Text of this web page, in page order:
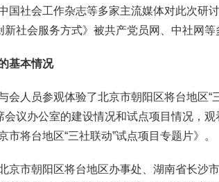
国社会工作杂志等多家主流媒体对此次研
新社会服务方式》被共产党员网、中社网等
基本情况
会人员参观体验了北京市朝阳区将台地区“
会议办公室的建设情况和试点项目情况，
将台地区“三社联动”试点项目专题片》。
京市朝阳区将台地区办事处、湖南省长沙